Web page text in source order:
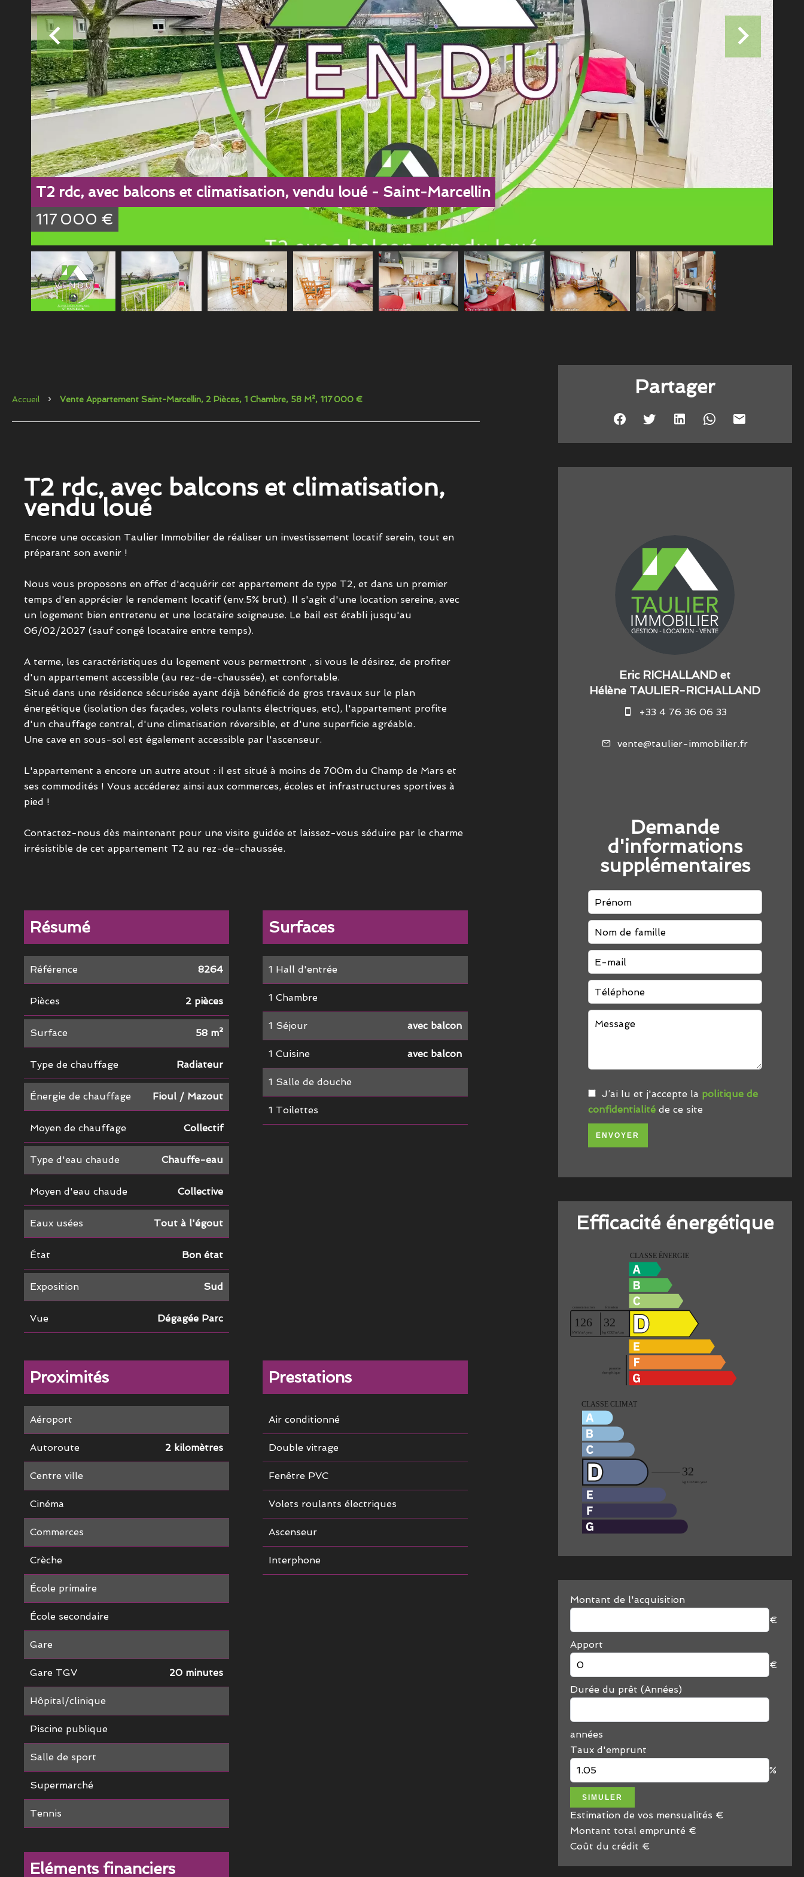
T2 rdc, avec balcons et climatisation, vendu loué - Saint-Marcellin
117 000 €
Accueil Vente Appartement Saint-Marcellin, 2 Pièces, 1 Chambre, 58 M², 117 000 €
T2 rdc, avec balcons et climatisation,
vendu loué
Encore une occasion Taulier Immobilier de réaliser un investissement locatif serein, tout en
préparant son avenir !
Nous vous proposons en effet d'acquérir cet appartement de type T2, et dans un premier
temps d'en apprécier le rendement locatif (env.5% brut). Il s'agit d'une location sereine, avec
un logement bien entretenu et une locataire soigneuse. Le bail est établi jusqu'au
06/02/2027 (sauf congé locataire entre temps).
A terme, les caractéristiques du logement vous permettront , si vous le désirez, de profiter
d'un appartement accessible (au rez-de-chaussée), et confortable.
Situé dans une résidence sécurisée ayant déjà bénéficié de gros travaux sur le plan
énergétique (isolation des façades, volets roulants électriques, etc), l'appartement profite
d'un chauffage central, d'une climatisation réversible, et d'une superficie agréable.
Une cave en sous-sol est également accessible par l'ascenseur.
L'appartement a encore un autre atout : il est situé à moins de 700m du Champ de Mars et
ses commodités ! Vous accéderez ainsi aux commerces, écoles et infrastructures sportives à
pied !
Contactez-nous dès maintenant pour une visite guidée et laissez-vous séduire par le charme
irrésistible de cet appartement T2 au rez-de-chaussée.
Résumé
Référence 8264
Pièces 2 pièces
Surface 58 m²
Type de chauffage Radiateur
Énergie de chauffage Fioul / Mazout
Moyen de chauffage Collectif
Type d'eau chaude Chauffe-eau
Moyen d'eau chaude Collective
Eaux usées Tout à l'égout
État Bon état
Exposition Sud
Vue Dégagée Parc
Surfaces
1 Hall d'entrée
1 Chambre
1 Séjour avec balcon
1 Cuisine avec balcon
1 Salle de douche
1 Toilettes
Proximités
Aéroport
Autoroute 2 kilomètres
Centre ville
Cinéma
Commerces
Crèche
École primaire
École secondaire
Gare
Gare TGV 20 minutes
Hôpital/clinique
Piscine publique
Salle de sport
Supermarché
Tennis
Prestations
Air conditionné
Double vitrage
Fenêtre PVC
Volets roulants électriques
Ascenseur
Interphone
Eléments financiers
Partager
Eric RICHALLAND et
Hélène TAULIER-RICHALLAND
+33 4 76 36 06 33
vente@taulier-immobilier.fr
Demande
d'informations
supplémentaires
J’ai lu et j'accepte la politique de
confidentialitéde ce site
ENVOYER
Efficacité énergétique
Montant de l'acquisition
€
Apport
€
Durée du prêt (Années)
années
Taux d'emprunt
%
SIMULER
Estimation de vos mensualités €
Montant total emprunté €
Coût du crédit €